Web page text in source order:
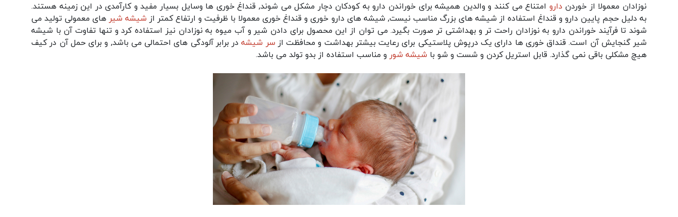
نوزادان معمولا از خوردن دارو امتناع می کنند و والدین همیشه برای خوراندن دارو به کودکان دچار مشکل می شوند, قنداغ خوری ها وسایل بسیار مفید و کارآمدی در این زمینه هستند.
به دلیل حجم پایین دارو و قنداغ استفاده از شیشه های بزرگ مناسب نیست, شیشه های دارو خوری و قنداغ خوری معمولا با ظرفیت و ارتفاع کمتر از شیشه شیر های معمولی تولید می
شوند تا فرآیند خوراندن دارو به نوزادان راحت تر و بهداشتی تر صورت بگیرد. می توان از این محصول برای دادن شیر و آب میوه به نوزادان نیز استفاده کرد و تنها تفاوت آن با شیشه
شیر گنجایش آن است. قنداق خوری ها دارای یک درپوش پلاستیکی برای رعایت بیشتر بهداشت و محافظت از سر شیشه در برابر آلودگی های احتمالی می باشد, و برای حمل آن در کیف
هیچ مشکلی باقی نمی گذارد. قابل استریل کردن و شست و شو با شیشه شور و مناسب استفاده از بدو تولد می باشد.